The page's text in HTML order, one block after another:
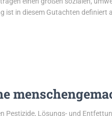
ist in diesem Gutachten definiert
Pestizide, Lösungs- und